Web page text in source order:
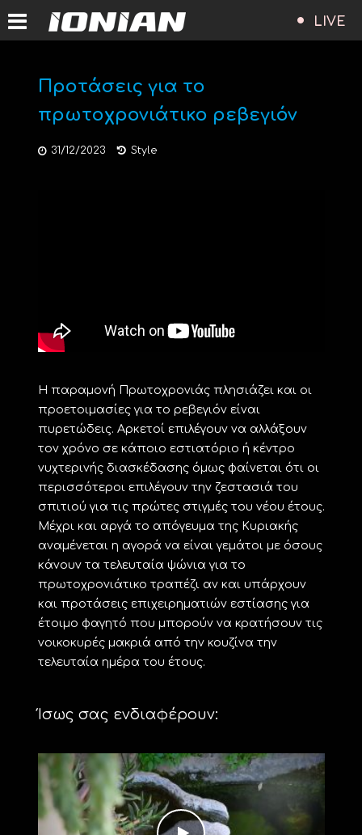
LIVE
Προτάσεις για το
πρωτοχρονιάτικο ρεβεγιόν
31/12/2023 Style
H παραμονή Πρωτοχρονιάς πλησιάζει και οι
προετοιμασίες για το ρεβεγιόν είναι
πυρετώδεις. Αρκετοί επιλέγουν να αλλάξουν
τον χρόνο σε κάποιο εστιατόριο ή κέντρο
νυχτερινής διασκέδασης όμως φαίνεται ότι οι
περισσότεροι επιλέγουν την ζεστασιά του
σπιτιού για τις πρώτες στιγμές του νέου έτους.
Μέχρι και αργά το απόγευμα της Κυριακής
αναμένεται η αγορά να είναι γεμάτοι με όσους
κάνουν τα τελευταία ψώνια για το
πρωτοχρονιάτικο τραπέζι αν και υπάρχουν
και προτάσεις επιχειρηματιών εστίασης για
έτοιμο φαγητό που μπορούν να κρατήσουν τις
νοικοκυρές μακριά από την κουζίνα την
τελευταία ημέρα του έτους.
Ίσως σας ενδιαφέρουν: